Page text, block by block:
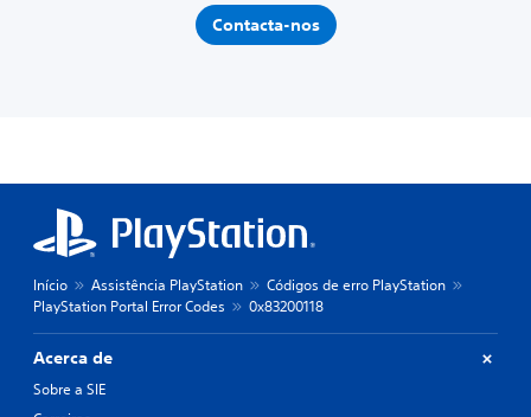
Contacta-nos
Início Assistência PlayStation
Códigos de erro PlayStation
PlayStation Portal Error Codes
0x83200118
Acerca de
Sobre a SIE